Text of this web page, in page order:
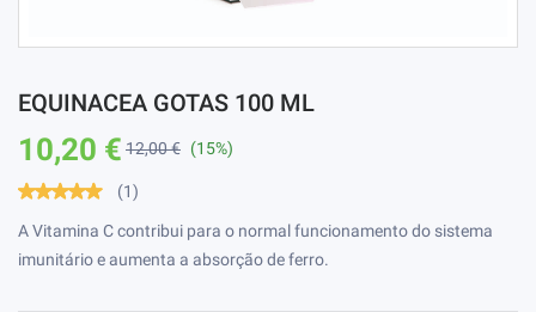
EQUINACEA GOTAS 100 ML
10,20 € 12,00 € (15%)
(1)
A Vitamina C contribui para o normal funcionamento do sistema
imunitário e aumenta a absorção de ferro.